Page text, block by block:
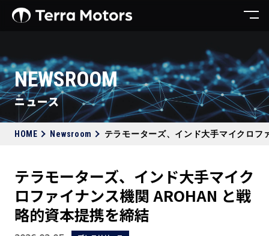
NEWSROOM
ニュース
HOME Newsroom テラモーターズ、インド大手マイクロフ
テラモーターズ、インド大手マイク
ロファイナンス機関 AROHAN と戦
略的資本提携を締結